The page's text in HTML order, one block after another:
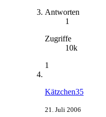
Antworten
1
Zugriffe
10k
1
Kätzchen35
21. Juli 2006